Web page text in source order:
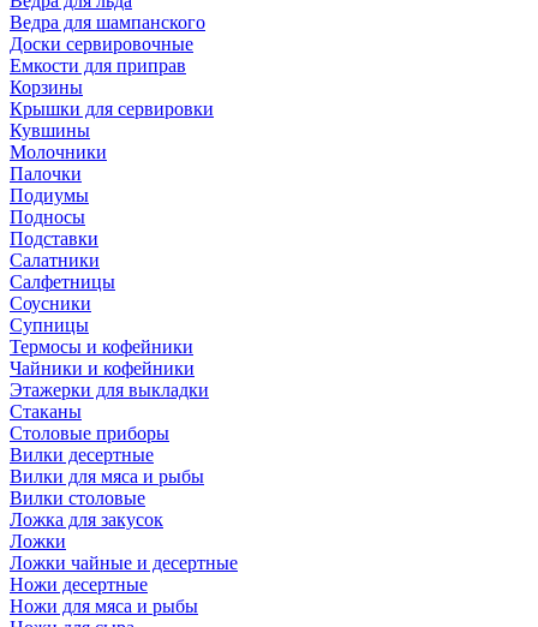
Ведра для шампанского
Доски сервировочные
Емкости для приправ
Корзины
Крышки для сервировки
Кувшины
Молочники
Палочки
Подиумы
Подносы
Подставки
Салатники
Салфетницы
Соусники
Супницы
Термосы и кофейники
Чайники и кофейники
Этажерки для выкладки
Стаканы
Столовые приборы
Вилки десертные
Вилки для мяса и рыбы
Вилки столовые
Ложка для закусок
Ложки
Ложки чайные и десертные
Ножи десертные
Ножи для мяса и рыбы